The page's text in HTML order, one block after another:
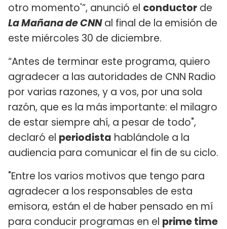
otro momento'”, anunció el conductor de
La Mañana de CNNal final de la emisión de
este miércoles 30 de diciembre.
“Antes de terminar este programa, quiero
agradecer a las autoridades de CNN Radio
por varias razones, y a vos, por una sola
razón, que es la más importante: el milagro
de estar siempre ahí, a pesar de todo",
declaró el periodista hablándole a la
audiencia para comunicar el fin de su ciclo.
"Entre los varios motivos que tengo para
agradecer a los responsables de esta
emisora, están el de haber pensado en mí
para conducir programas en el prime time